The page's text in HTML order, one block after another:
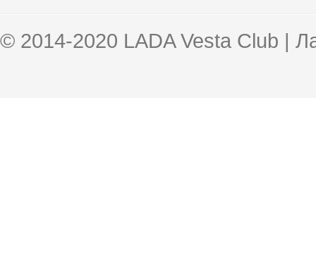
© 2014-2020 LADA Vesta Club |